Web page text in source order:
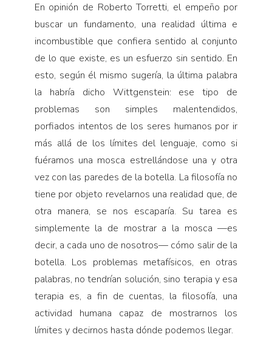
En opinión de Roberto Torretti, el empeño por
buscar un fundamento, una realidad última e
incombustible que confiera sentido al conjunto
de lo que existe, es un esfuerzo sin sentido. En
esto, según él mismo sugería, la última palabra
la habría dicho Wittgenstein: ese tipo de
problemas son simples malentendidos,
porfiados intentos de los seres humanos por ir
más allá de los límites del lenguaje, como si
fuéramos una mosca estrellándose una y otra
vez con las paredes de la botella. La filosofía no
tiene por objeto revelarnos una realidad que, de
otra manera, se nos escaparía. Su tarea es
simplemente la de mostrar a la mosca —es
decir, a cada uno de nosotros— cómo salir de la
botella. Los problemas metafísicos, en otras
palabras, no tendrían solución, sino terapia y esa
terapia es, a fin de cuentas, la filosofía, una
actividad humana capaz de mostrarnos los
límites y decirnos hasta dónde podemos llegar.